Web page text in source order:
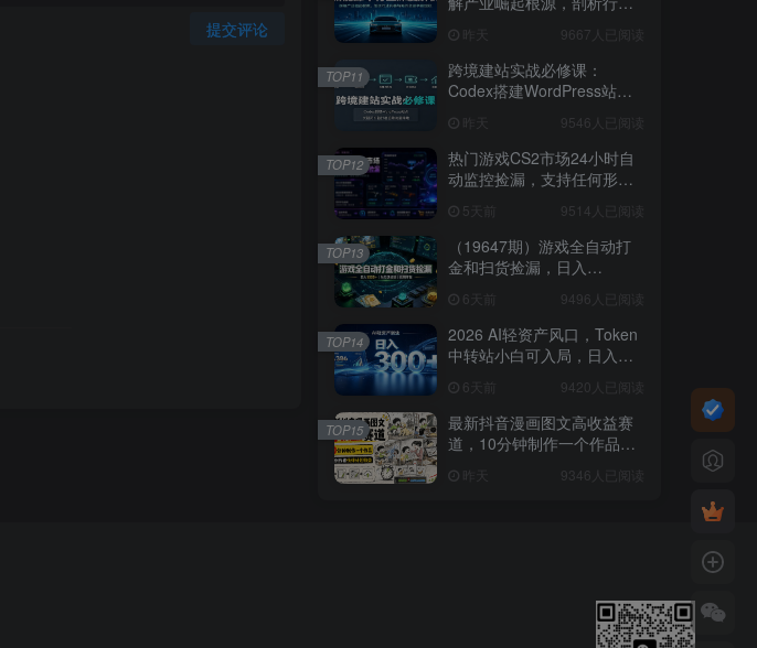
提交评论
昨天 9667人已阅读
跨境建站实战必修课：
Codex搭建WordPress站
量阵地
昨天 9546人已阅读
TOP11
热门游戏CS2市场24小时自
动监控捡漏，支持任何形式
手，日入300+【揭秘】
5天前 9514人已阅读
TOP12
（19647期）游戏全自动打
金和扫货捡漏，日入
可做！
6天前 9496人已阅读
TOP13
2026 AI轻资产风口，Token
中转站小白可入局，日入
6天前 9420人已阅读
TOP14
最新抖音漫画图文高收益赛
道，10分钟制作一个作品，
昨天 9346人已阅读
TOP15